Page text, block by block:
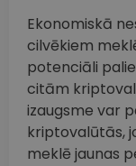
Ekonomiskā
cilvēkiem
potenciāli
citām
izaugsme var
kriptovalūtās,
meklē jaunas